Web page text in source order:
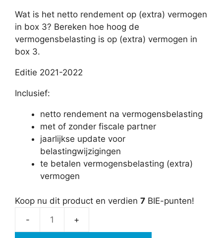
Wat is het netto rendement op (extra) vermogen
in box 3? Bereken hoe hoog de
vermogensbelasting is op (extra) vermogen in
box 3.
Editie 2021-2022
Inclusief:
netto rendement na vermogensbelasting
met of zonder fiscale partner
jaarlijkse update voor
belastingwijzigingen
te betalen vermogensbelasting (extra)
vermogen
Koop nu dit product en verdien 7 BIE-punten!